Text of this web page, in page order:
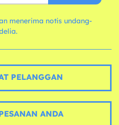
menerima notis undang-
PELANGGAN
ANDA